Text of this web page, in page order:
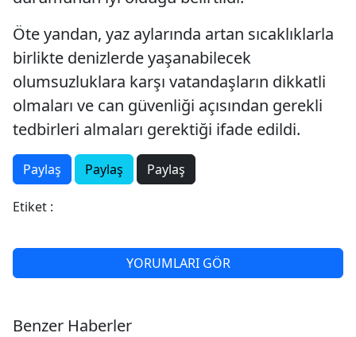
Öte yandan, yaz aylarında artan sıcaklıklarla
birlikte denizlerde yaşanabilecek
olumsuzluklara karşı vatandaşların dikkatli
olmaları ve can güvenliği açısından gerekli
tedbirleri almaları gerektiği ifade edildi.
Paylaş Paylaş Paylaş
Etiket :
YORUMLARI GÖR
Benzer Haberler